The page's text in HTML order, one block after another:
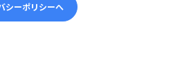
シーポリシーへ